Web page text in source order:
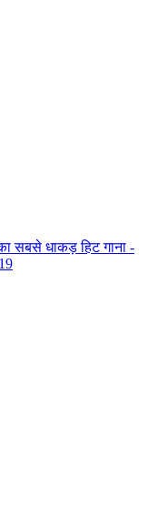
सबसे धाकड़ हिट गाना -